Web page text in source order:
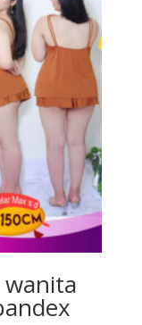
wanita